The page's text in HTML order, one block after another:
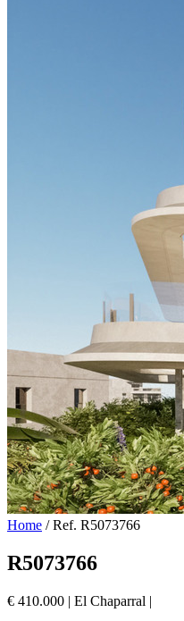
Home / Ref. R5073766
R5073766
€ 410.000 | El Chaparral |